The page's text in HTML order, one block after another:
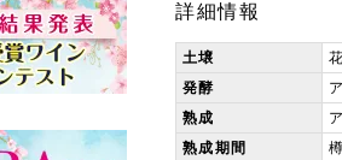
詳細情報
土壌
発酵
熟成
熟成期間